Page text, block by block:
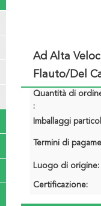
Ad Alta
Flauto/del
Quantità di
:
Imballaggi
Termini di
Luogo di origine:
Certificazione: